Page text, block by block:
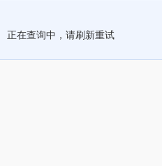
正在查询中，请刷新重试